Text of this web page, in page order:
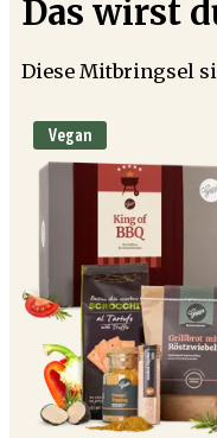
Das wirst
Diese Mitbringsel
Vegan